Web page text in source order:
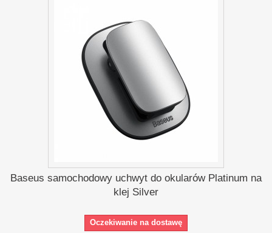
Baseus samochodowy uchwyt do okularów Platinum na
klej Silver
Oczekiwanie na dostawę